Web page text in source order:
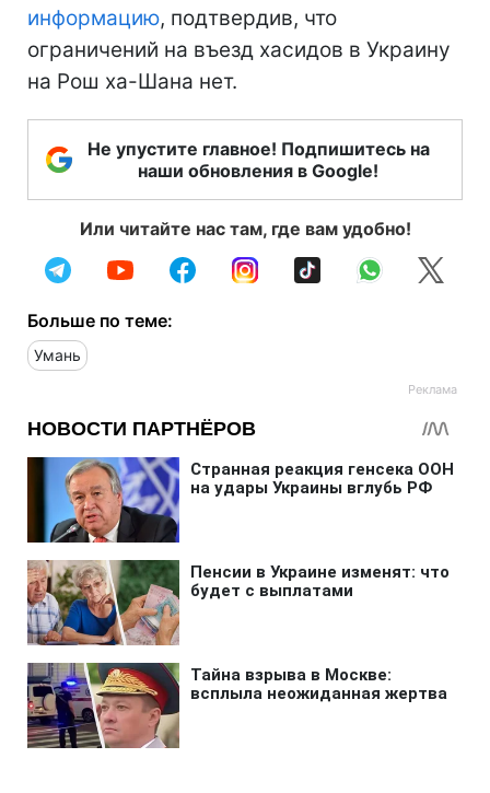
информацию, подтвердив, что
ограничений на въезд хасидов в Украину
на Рош ха-Шана нет.
Не упустите главное! Подпишитесь на
наши обновления в Google!
Или читайте нас там, где вам удобно!
Больше по теме:
Умань